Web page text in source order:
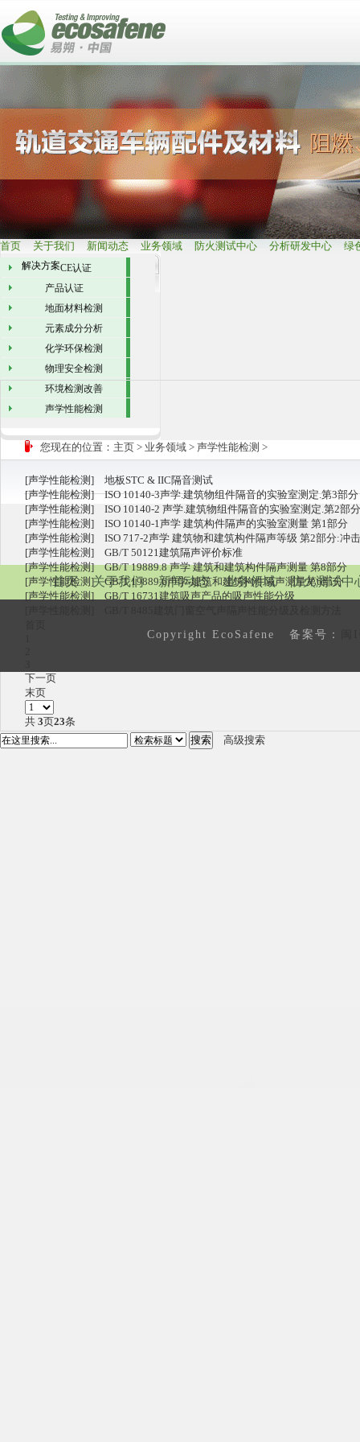
首页 关于我们 新闻动态 业务领域 防火测试中心 分析研发中心 绿
解决方案CE认证
产品认证
地面材料检测
元素成分分析
化学环保检测
物理安全检测
环境检测改善
声学性能检测
您现在的位置： 主页 > 业务领域 > 声学性能检测 >
[声学性能检测 ] 地板STC & IIC隔音测试
[声学性能检测]ISO 10140-3声学.建筑物组件隔音的实验室测定.第3部分
[声学性能检测 ] ISO 10140-2 声学.建筑物组件隔音的实验室测定.第2部分
[声学性能检测 ] ISO 10140-1声学 建筑构件隔声的实验室测量 第1部分
[声学性能检测 ] ISO 717-2声学 建筑物和建筑构件隔声等级 第2部分:冲
[声学性能检测 ] GB/T 50121建筑隔声评价标准
[声学性能检测]GB/T 19889.8 声学 建筑和建筑构件隔声测量 第8部分
[声学性能检测 ]GB/T 19889.6声学-建筑和建筑构件隔声测量第6部分
[声学性能检测 ] GB/T 16731建筑吸声产品的吸声性能分级
下一页
末页
共 3页23条
搜索
高级搜索
首页 关于我们 新闻动态 业务领域 防火测试中
Copyright EcoSafene 备案号：